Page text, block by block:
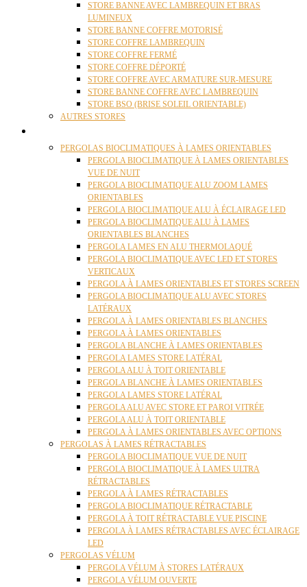
STORE BANNE AVEC LAMBREQUIN ET BRAS
LUMINEUX
STORE BANNE COFFRE MOTORISÉ
STORE COFFRE LAMBREQUIN
STORE COFFRE FERMÉ
STORE COFFRE DÉPORTÉ
STORE COFFRE AVEC ARMATURE SUR-MESURE
STORE BANNE COFFRE AVEC LAMBREQUIN
STORE BSO (BRISE SOLEIL ORIENTABLE)
AUTRES STORES
PERGOLAS BIOCLIMATIQUES À LAMES ORIENTABLES
PERGOLA BIOCLIMATIQUE À LAMES ORIENTABLES
VUE DE NUIT
PERGOLA BIOCLIMATIQUE ALU ZOOM LAMES
ORIENTABLES
PERGOLA BIOCLIMATIQUE ALU À ÉCLAIRAGE LED
PERGOLA BIOCLIMATIQUE ALU À LAMES
ORIENTABLES BLANCHES
PERGOLA LAMES EN ALU THERMOLAQUÉ
PERGOLA BIOCLIMATIQUE AVEC LED ET STORES
VERTICAUX
PERGOLA À LAMES ORIENTABLES ET STORES SCREEN
PERGOLA BIOCLIMATIQUE ALU AVEC STORES
LATÉRAUX
PERGOLA À LAMES ORIENTABLES BLANCHES
PERGOLA À LAMES ORIENTABLES
PERGOLA BLANCHE À LAMES ORIENTABLES
PERGOLA LAMES STORE LATÉRAL
PERGOLA ALU À TOIT ORIENTABLE
PERGOLA BLANCHE À LAMES ORIENTABLES
PERGOLA LAMES STORE LATÉRAL
PERGOLA ALU AVEC STORE ET PAROI VITRÉE
PERGOLA ALU À TOIT ORIENTABLE
PERGOLA À LAMES ORIENTABLES AVEC OPTIONS
PERGOLAS À LAMES RÉTRACTABLES
PERGOLA BIOCLIMATIQUE VUE DE NUIT
PERGOLA BIOCLIMATIQUE À LAMES ULTRA
RÉTRACTABLES
PERGOLA À LAMES RÉTRACTABLES
PERGOLA BIOCLIMATIQUE RÉTRACTABLE
PERGOLA À TOIT RÉTRACTABLE VUE PISCINE
PERGOLA À LAMES RÉTRACTABLES AVEC ÉCLAIRAGE
LED
PERGOLAS VÉLUM
PERGOLA VÉLUM À STORES LATÉRAUX
PERGOLA VÉLUM OUVERTE